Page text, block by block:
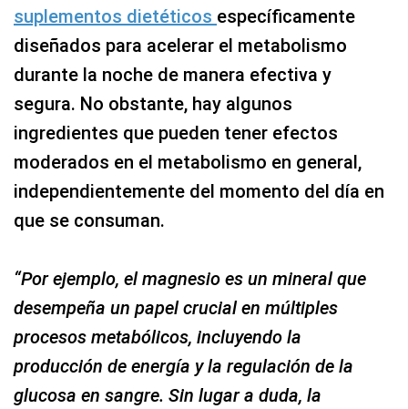
suplementos dietéticos específicamente
diseñados para acelerar el metabolismo
durante la noche de manera efectiva y
segura. No obstante, hay algunos
ingredientes que pueden tener efectos
moderados en el metabolismo en general,
independientemente del momento del día en
que se consuman.
“Por ejemplo, el magnesio es un mineral que
desempeña un papel crucial en múltiples
procesos metabólicos, incluyendo la
producción de energía y la regulación de la
glucosa en sangre. Sin lugar a duda, la